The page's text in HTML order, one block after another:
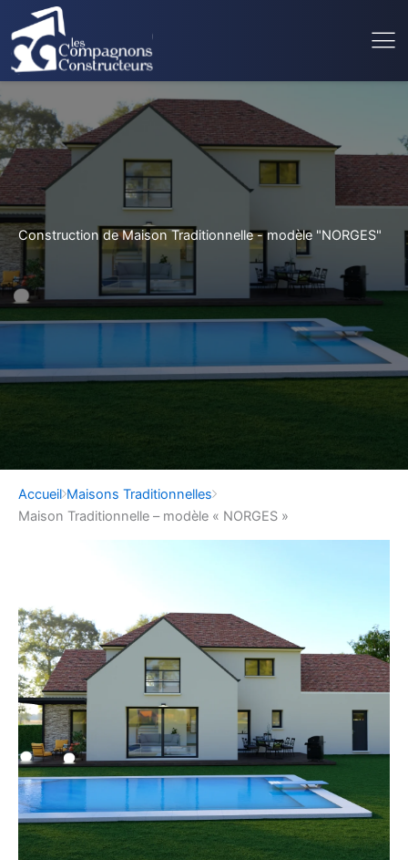
Construction de Maison Traditionnelle - modèle "NORGES"
Accueil Maisons Traditionnelles
Maison Traditionnelle – modèle « NORGES »